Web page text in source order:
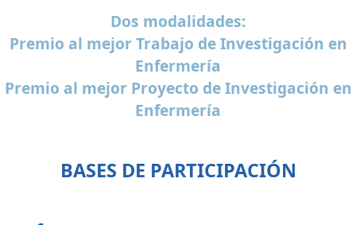
Dos modalidades:
Premio al mejor Trabajo de Investigación en
Enfermería
Premio al mejor Proyecto de Investigación en
Enfermería
BASES DE PARTICIPACIÓN